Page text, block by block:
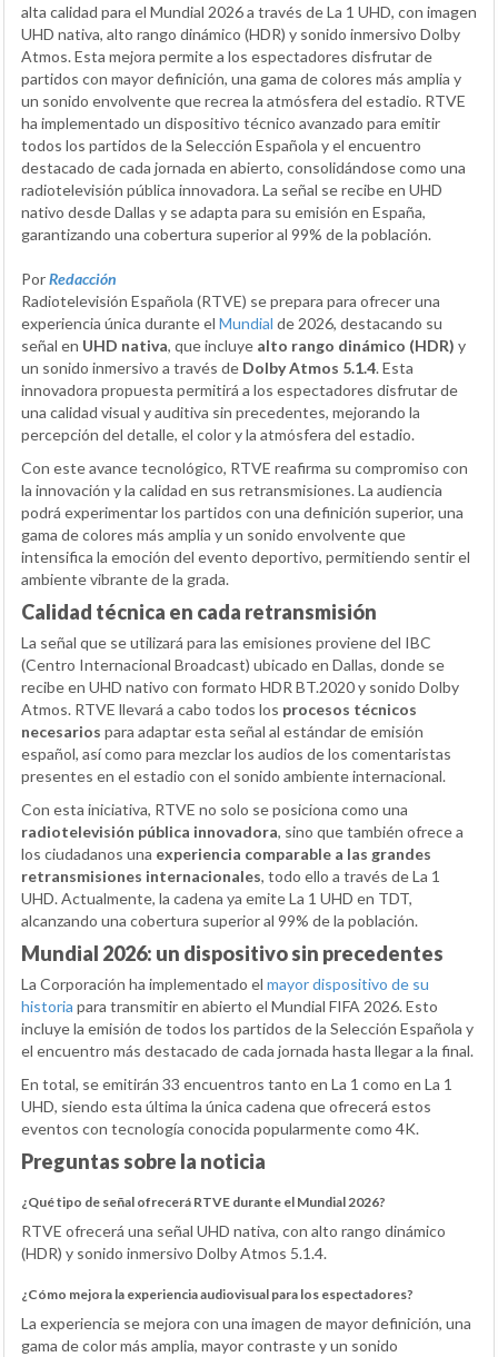
alta calidad para el Mundial 2026 a través de La 1 UHD, con imagen
UHD nativa, alto rango dinámico (HDR) y sonido inmersivo Dolby
Atmos. Esta mejora permite a los espectadores disfrutar de
partidos con mayor definición, una gama de colores más amplia y
un sonido envolvente que recrea la atmósfera del estadio. RTVE
ha implementado un dispositivo técnico avanzado para emitir
todos los partidos de la Selección Española y el encuentro
destacado de cada jornada en abierto, consolidándose como una
radiotelevisión pública innovadora. La señal se recibe en UHD
nativo desde Dallas y se adapta para su emisión en España,
garantizando una cobertura superior al 99% de la población.
PorRedacción
Radiotelevisión Española (RTVE) se prepara para ofrecer una
experiencia única durante el Mundial de 2026, destacando su
señal en UHD nativa, que incluye alto rango dinámico (HDR) y
un sonido inmersivo a través de Dolby Atmos 5.1.4. Esta
innovadora propuesta permitirá a los espectadores disfrutar de
una calidad visual y auditiva sin precedentes, mejorando la
percepción del detalle, el color y la atmósfera del estadio.
Con este avance tecnológico, RTVE reafirma su compromiso con
la innovación y la calidad en sus retransmisiones. La audiencia
podrá experimentar los partidos con una definición superior, una
gama de colores más amplia y un sonido envolvente que
intensifica la emoción del evento deportivo, permitiendo sentir el
ambiente vibrante de la grada.
Calidad técnica en cada retransmisión
La señal que se utilizará para las emisiones proviene del IBC
(Centro Internacional Broadcast) ubicado en Dallas, donde se
recibe en UHD nativo con formato HDR BT.2020 y sonido Dolby
Atmos. RTVE llevará a cabo todos los procesos técnicos
necesarios para adaptar esta señal al estándar de emisión
español, así como para mezclar los audios de los comentaristas
presentes en el estadio con el sonido ambiente internacional.
Con esta iniciativa, RTVE no solo se posiciona como una
radiotelevisión pública innovadora, sino que también ofrece a
los ciudadanos una experiencia comparable a las grandes
retransmisiones internacionales, todo ello a través de La 1
UHD. Actualmente, la cadena ya emite La 1 UHD en TDT,
alcanzando una cobertura superior al 99% de la población.
Mundial 2026: un dispositivo sin precedentes
La Corporación ha implementado el mayor dispositivo de su
historia para transmitir en abierto el Mundial FIFA 2026. Esto
incluye la emisión de todos los partidos de la Selección Española y
el encuentro más destacado de cada jornada hasta llegar a la final.
En total, se emitirán 33 encuentros tanto en La 1 como en La 1
UHD, siendo esta última la única cadena que ofrecerá estos
eventos con tecnología conocida popularmente como 4K.
Preguntas sobre la noticia
¿Qué tipo de señal ofrecerá RTVE durante el Mundial 2026?
RTVE ofrecerá una señal UHD nativa, con alto rango dinámico
(HDR) y sonido inmersivo Dolby Atmos 5.1.4.
¿Cómo mejora la experiencia audiovisual para los espectadores?
La experiencia se mejora con una imagen de mayor definición, una
gama de color más amplia, mayor contraste y un sonido